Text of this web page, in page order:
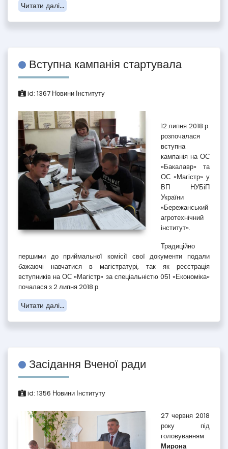
Читати далі...
Вступна кампанія стартувала
id: 1367 Новини Інституту
12 липня 2018 р.
розпочалася
вступна
кампанія на ОС
«Бакалавр» та
ОС «Магістр» у
ВП НУБіП
України
«Бережанський
агротехнічний
інститут».
Традиційно
першими до приймальної комісії свої документи подали
бажаючі навчатися в магістратурі, так як реєстрація
вступників на ОС «Магістр» за спеціальністю 051 «Економіка»
почалася з 2 липня 2018 р.
Читати далі...
Засідання Вченої ради
id: 1356 Новини Інституту
27 червня 2018
року під
головуванням
Мирона